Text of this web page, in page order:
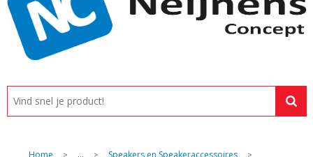
Alle categorieën
Custom made
Home > ... > Speakers en Speakeraccessoires >